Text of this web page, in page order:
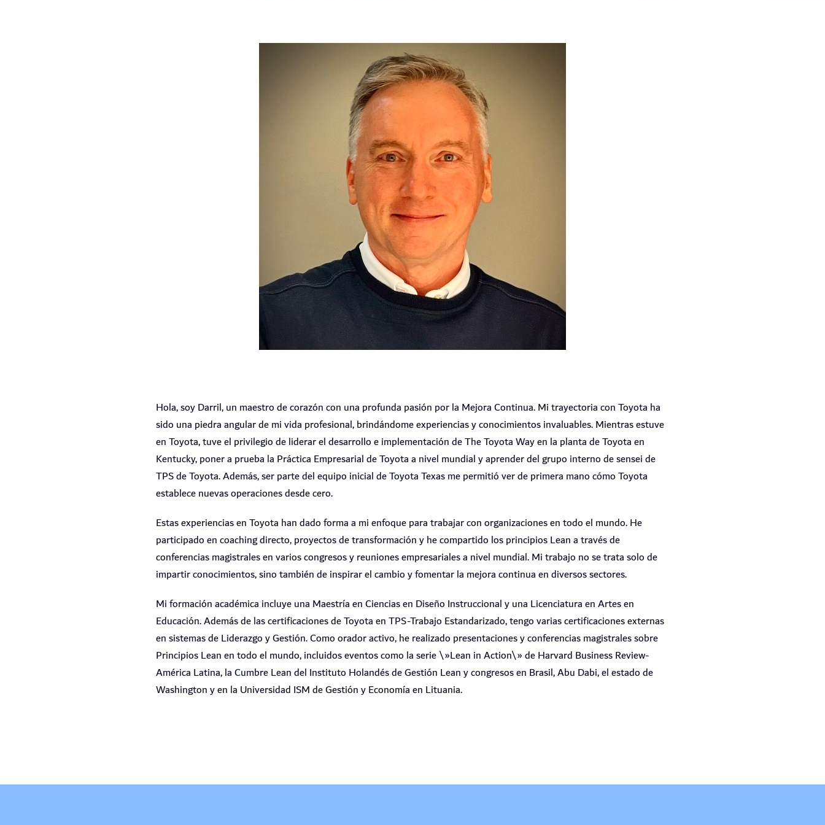
Hola, soy Darril, un maestro de corazón con una profunda pasión por la Mejora Continua. Mi trayectoria con Toyota ha
sido una piedra angular de mi vida profesional, brindándome experiencias y conocimientos invaluables. Mientras estuve
en Toyota, tuve el privilegio de liderar el desarrollo e implementación de The Toyota Way en la planta de Toyota en
Kentucky, poner a prueba la Práctica Empresarial de Toyota a nivel mundial y aprender del grupo interno de sensei de
TPS de Toyota. Además, ser parte del equipo inicial de Toyota Texas me permitió ver de primera mano cómo Toyota
establece nuevas operaciones desde cero.
Estas experiencias en Toyota han dado forma a mi enfoque para trabajar con organizaciones en todo el mundo. He
participado en coaching directo, proyectos de transformación y he compartido los principios Lean a través de
conferencias magistrales en varios congresos y reuniones empresariales a nivel mundial. Mi trabajo no se trata solo de
impartir conocimientos, sino también de inspirar el cambio y fomentar la mejora continua en diversos sectores.
Mi formación académica incluye una Maestría en Ciencias en Diseño Instruccional y una Licenciatura en Artes en
Educación. Además de las certificaciones de Toyota en TPS-Trabajo Estandarizado, tengo varias certificaciones externas
en sistemas de Liderazgo y Gestión. Como orador activo, he realizado presentaciones y conferencias magistrales sobre
Principios Lean en todo el mundo, incluidos eventos como la serie \»Lean in Action\» de Harvard Business Review-
América Latina, la Cumbre Lean del Instituto Holandés de Gestión Lean y congresos en Brasil, Abu Dabi, el estado de
Washington y en la Universidad ISM de Gestión y Economía en Lituania.